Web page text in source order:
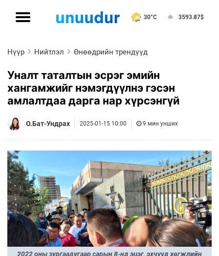
30°C 3593.87$
Нүүр Нийтлэл Өнөөдрийн трендүүд
Уналт таталтын эсрэг эмийн
хангамжийг нэмэгдүүлнэ гэсэн
амлалтдаа дарга нар хүрсэнгүй
О.Бат-Ундрах 2025-01-15 10:00 9 мин унших
2022 оны зургаадугаар сарын 8-нд эцэг, эхчүүд хөгжлийн